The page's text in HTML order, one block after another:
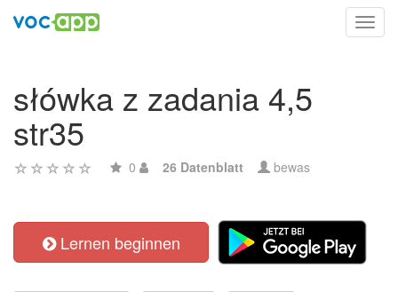
słówka z zadania 4,5
str35
0 26 Datenblatt bewas
Lernen beginnen